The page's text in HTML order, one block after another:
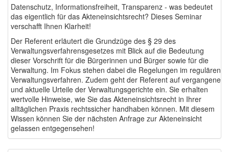
Datenschutz, Informationsfreiheit, Transparenz - was bedeutet
das eigentlich für das Akteneinsichtsrecht? Dieses Seminar
verschafft Ihnen Klarheit!
Der Referent erläutert die Grundzüge des § 29 des
Verwaltungsverfahrensgesetzes mit Blick auf die Bedeutung
dieser Vorschrift für die Bürgerinnen und Bürger sowie für die
Verwaltung. Im Fokus stehen dabei die Regelungen im regulären
Verwaltungsverfahren. Zudem geht der Referent auf vergangene
und aktuelle Urteile der Verwaltungsgerichte ein. Sie erhalten
wertvolle Hinweise, wie Sie das Akteneinsichtsrecht in Ihrer
alltäglichen Praxis rechtssicher handhaben können. Mit diesem
Wissen können Sie der nächsten Anfrage zur Akteneinsicht
gelassen entgegensehen!